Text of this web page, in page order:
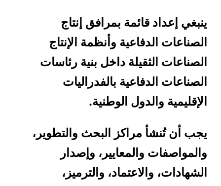
ينبغي إعداد قائمة بمرافق إنتاج
الصناعات الدفاعية وأنظمة الإنتاج
الصناعات الثقيلة داخل بنية رئاسات
الصناعات الدفاعية بالفدراليات
الإقليمية والدول الوطنية.
يجب أن تُنشأ مراكز البحث والتطوير،
والمواصفات والمعايير، وإصدار
الشهادات، والاعتماد، والترميز،